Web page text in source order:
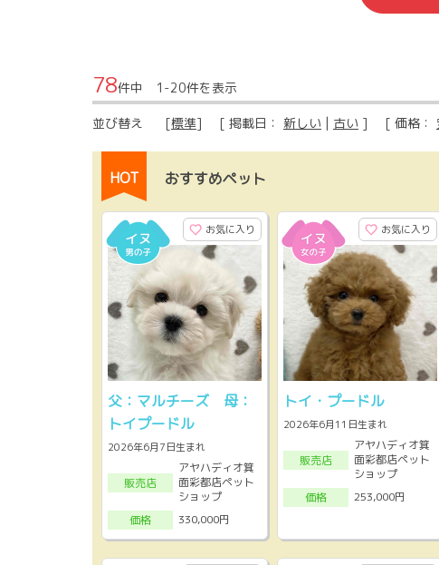
78件中 1-20件を表示
並び替え [標準] [ 掲載日： 新しい | 古い ] [ 価格：
HOT おすすめペット
お気に入り
父：マルチーズ 母：
トイプードル
2026年6月7日生まれ
販売店
アヤハディオ箕
面彩都店ペット
ショップ
価格
330,000円
お気に入り
トイ・プードル
2026年6月11日生まれ
販売店
アヤハディオ箕
面彩都店ペット
ショップ
価格
253,000円